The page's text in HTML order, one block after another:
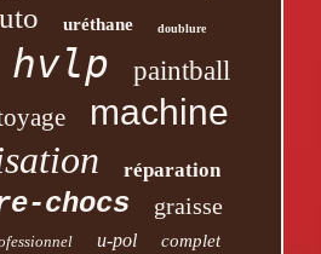
uréthane doublure
hvlp paintball
machine
réparation
chocs graisse
u-pol complet